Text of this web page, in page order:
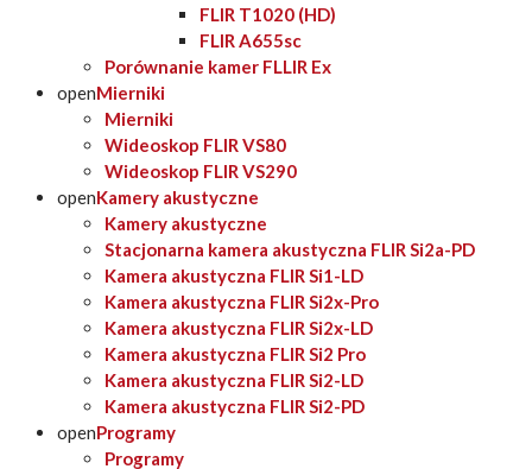
FLIR T1020 (HD)
FLIR A655sc
Porównanie kamer FLLIR Ex
openMierniki
Mierniki
Wideoskop FLIR VS80
Wideoskop FLIR VS290
openKamery akustyczne
Kamery akustyczne
Stacjonarna kamera akustyczna FLIR Si2a-PD
Kamera akustyczna FLIR Si1-LD
Kamera akustyczna FLIR Si2x-Pro
Kamera akustyczna FLIR Si2x-LD
Kamera akustyczna FLIR Si2 Pro
Kamera akustyczna FLIR Si2-LD
Kamera akustyczna FLIR Si2-PD
openProgramy
Programy